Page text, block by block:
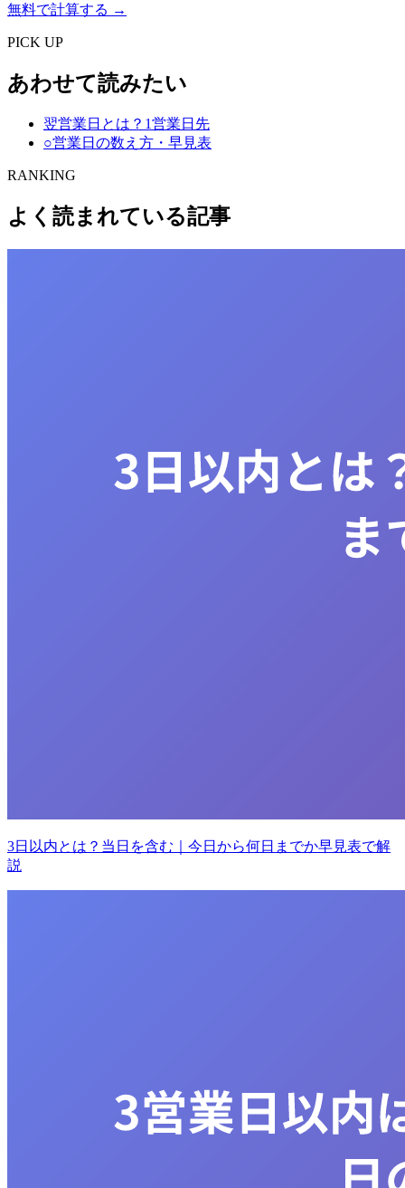
無料で計算する →
PICK UP
あわせて読みたい
翌営業日とは？1営業日先
○営業日の数え方・早見表
RANKING
よく読まれている記事
3日以内とは？当日を含む｜今日から何日までか早見表で解
説